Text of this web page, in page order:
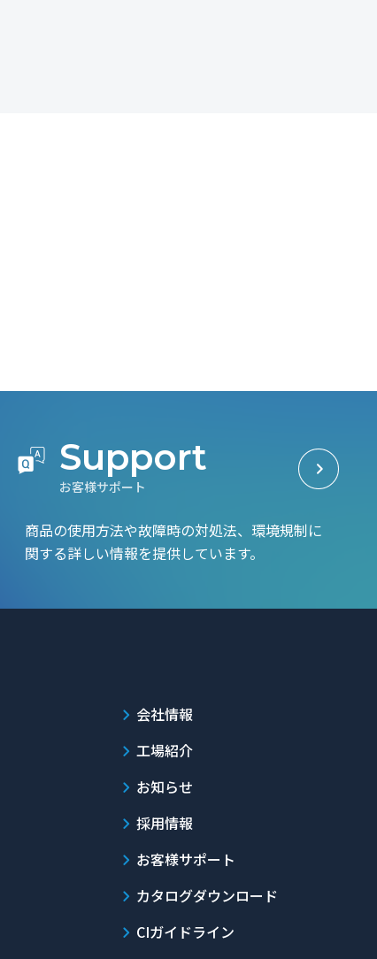
Support
お客様サポー ト
商品の使用方法や故障時の対処法、環境規制に
関する詳しい情報を提供しています。
会社情報
工場紹介
お知らせ
採用情報
お客様サポート
カタログダウンロード
CIガイドライン